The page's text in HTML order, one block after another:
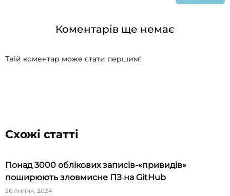
Коментарів ще немає
Твій коментар може стати першим!
Схожі статті
Понад 3000 облікових записів-«привидів»
поширюють зловмисне ПЗ на GitHub
26 липня, 2024